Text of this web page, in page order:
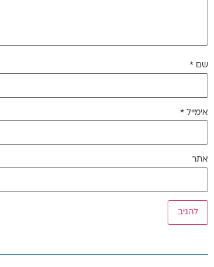
שם *
אימייל *
אתר